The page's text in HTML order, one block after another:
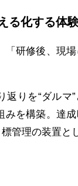
る化する体
研修後、現
りを“ダルマ
を構築。達
管理の装置と